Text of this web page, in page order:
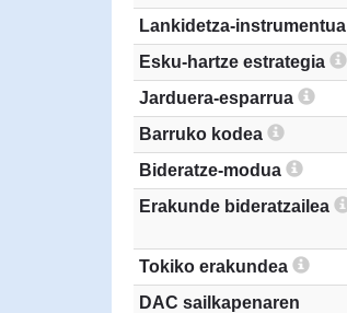
Lankidetza-instrumentua
Esku-hartze estrategia
Jarduera-esparrua
Barruko kodea
Bideratze-modua
Erakunde bideratzailea
Tokiko erakundea
DAC sailkapenaren